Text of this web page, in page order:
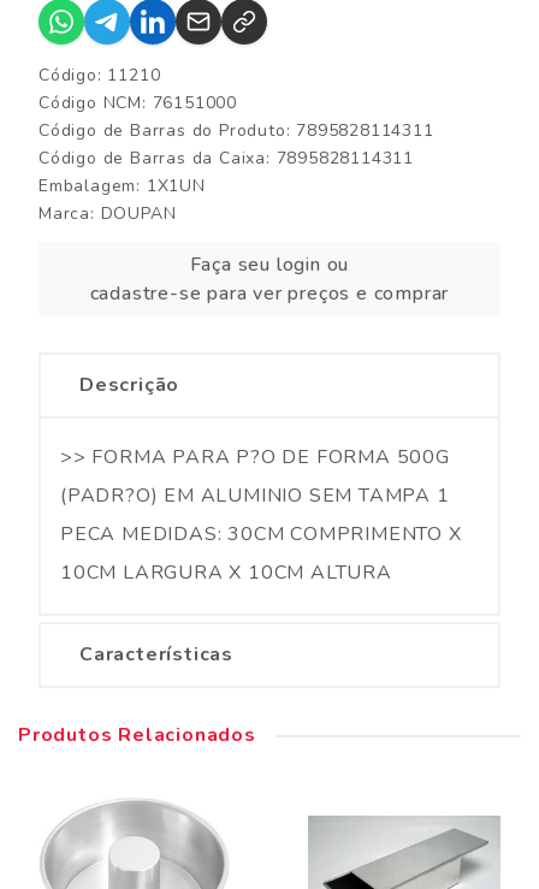
Código: 11210
Código NCM: 76151000
Código de Barras do Produto: 7895828114311
Código de Barras da Caixa: 7895828114311
Embalagem: 1X1UN
Marca: DOUPAN
Faça seu login ou
cadastre-se para ver preços e comprar
Descrição
>> FORMA PARA P?O DE FORMA 500G
(PADR?O) EM ALUMINIO SEM TAMPA 1
PECA MEDIDAS: 30CM COMPRIMENTO X
10CM LARGURA X 10CM ALTURA
Características
Produtos Relacionados